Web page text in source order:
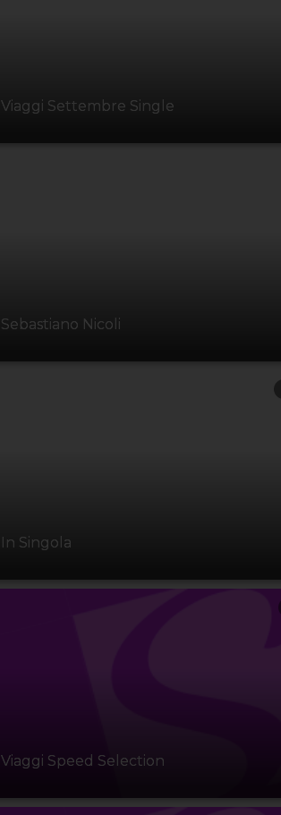
Viaggi Settembre Single
Sebastiano Nicoli
In Singola
Viaggi Speed Selection